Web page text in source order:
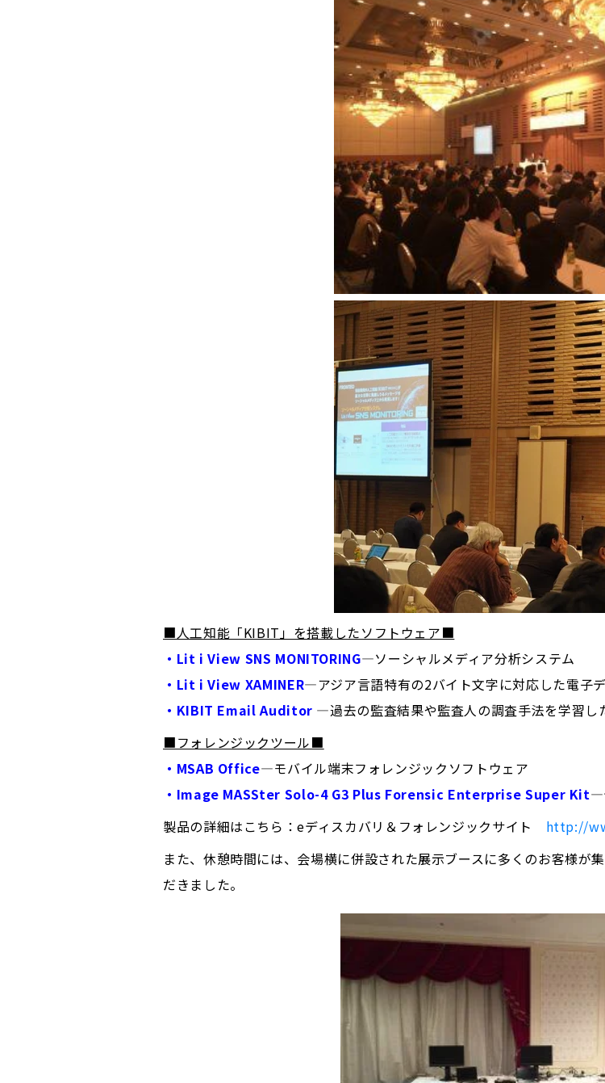
■人工知能「KIBIT 」を搭載したソフトウェア■
・Lit i View SNS MONITORING―ソーシャルメディア分析システム
・Lit i View XAMINER―アジア言語特有の2バイト文字に対応した電子
・KIBIT Email Auditor ―過去の監査結果や監査人の調査手法を学習し
■フォレンジックツール■
・MSAB Office―モバイル端末フォレンジックソフトウェア
・Image MASSter Solo-4 G3 Plus Forensic Enterprise Super Kit―
製品の詳細はこちら：eディスカバリ＆フォレンジックサイト http://
また、休憩時間には、会場横に併設された展示ブースに多くのお客様が
だきました。